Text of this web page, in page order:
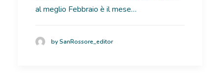
PATOLOGIE
al meglio Febbraio è il mese…
by SanRossore_editor